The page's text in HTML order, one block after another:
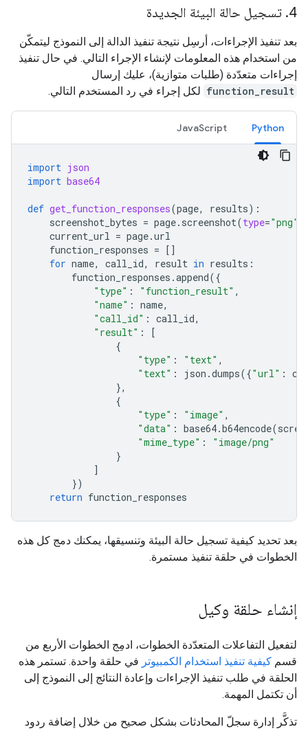
4
. تسجيل حالة البيئة الجديدة
بعد تنفيذ الإجراءات، أرسِل نتيجة تنفيذ الدالة إلى النموذج ليتمكّن
من استخدام هذه المعلومات لإنشاء الإجراء التالي. في حال تنفيذ
إجراءات متعدّدة (طلبات متوازية)، عليك إرسال
function_result لكل إجراء في رد المستخدم التالي.
Python
JavaScript
import json
import base64
def get_function_responses(page, results):
screenshot_bytes = page. screenshot(type="png"
current_url = page.url
function_responses = []
for name, call_id, result in results :
function_responses .append({
"type" : "function_result" ,
"name" : name,
"call_id" : call_id,
"result" :
[
{
"type" : "text" ,
"text" : json .dumps({"url" :
},
{
"type" : "image" ,
"data" : base64.b64encode(
"mime_type" :
"image/png"
}
]
})
return function_responses
بعد تحديد كيفية تسجيل حالة البيئة وتنسيقها، يمكنك دمج كل هذه
الخطوات في حلقة تنفيذ مستمرة.
إنشاء حلقة وكيل
لتفعيل التفاعلات المتعدّدة الخطوات، ادمِج الخطوات الأربع من
قسم كيفية تنفيذ استخدام الكمبيوتر في حلقة واحدة. تستمر هذه
الحلقة في طلب تنفيذ الإجراءات وإعادة النتائج إلى النموذج إلى
أن تكتمل المهمة.
تذكَّر إدارة سجلّ المحادثات بشكل صحيح من خلال إضافة ردود